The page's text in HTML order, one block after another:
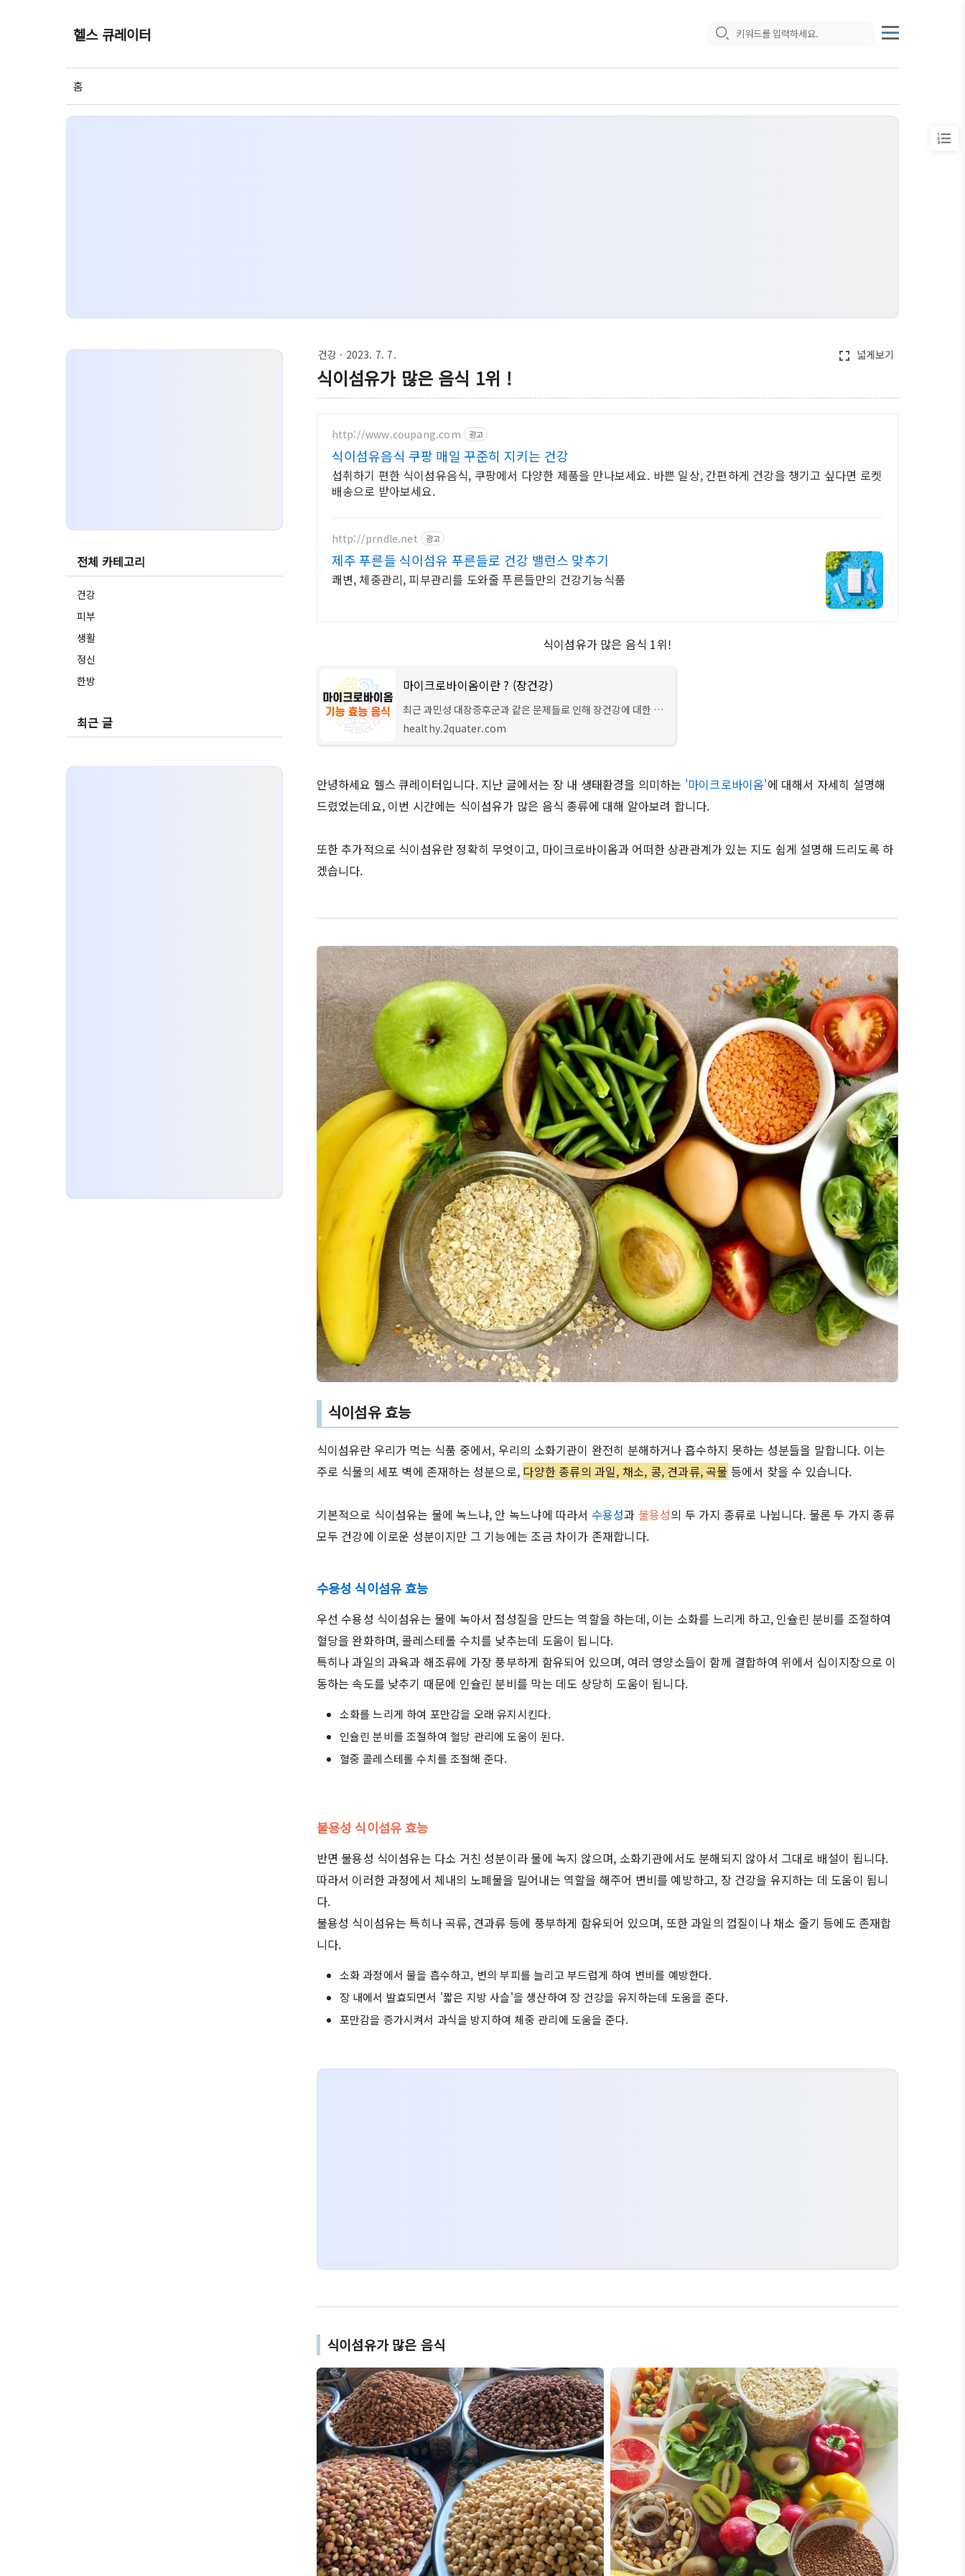
헬스 큐레이터
홈
건강 · 2023. 7. 7. fullscreen 넓게보기
식이섬유가 많은 음식 1위 !
http://www.coupang.com 광고
식이섬유음식 쿠팡 매일 꾸준히 지키는 건강
섭취하기 편한 식이섬유음식, 쿠팡에서 다양한 제품을 만나보세요. 바쁜 일상, 간편하게 건강을 챙기고 싶다면 로켓
배송으로 받아보세요.
http://prndle.net 광고
제주 푸른들 식이섬유 푸른들로 건강 밸런스 맞추기
쾌변, 체중관리, 피부관리를 도와줄 푸른들만의 건강기능식품
식이섬유가 많은 음식 1위!
마이크로바이옴이란 ? (장건강)
최근 과민성 대장증후군과 같은 문제들로 인해 장건강에 대한 관
심이 많이 늘어나고 있는 듯합니다. 따라서 이번 시간에는 장건강
에 밀접한 관련이 있는 마이크로바이옴이란 무엇인지 쉽게 이
healthy.2quater.com
안녕하세요 헬스 큐레이터입니다. 지난 글에서는 장 내 생태환경을 의미하는 '마이크로바이옴'에 대해서 자세히 설명해
드렸었는데요, 이번 시간에는 식이섬유가 많은 음식 종류에 대해 알아보려 합니다.
또한 추가적으로 식이섬유란 정확히 무엇이고, 마이크로바이옴과 어떠한 상관관계가 있는 지도 쉽게 설명해 드리도록 하
겠습니다.
식이섬유 효능
식이섬유란 우리가 먹는 식품 중에서, 우리의 소화기관이 완전히 분해하거나 흡수하지 못하는 성분들을 말합니다. 이는
주로 식물의 세포 벽에 존재하는 성분으로, 다양한 종류의 과일, 채소, 콩, 견과류, 곡물 등에서 찾을 수 있습니다.
기본적으로 식이섬유는 물에 녹느냐, 안 녹느냐에 따라서 수용성과 불용성의 두 가지 종류로 나뉩니다. 물론 두 가지 종류
모두 건강에 이로운 성분이지만 그 기능에는 조금 차이가 존재합니다.
수용성 식이섬유 효능
우선 수용성 식이섬유는 물에 녹아서 점성질을 만드는 역할을 하는데, 이는 소화를 느리게 하고, 인슐린 분비를 조절하여
혈당을 완화하며, 콜레스테롤 수치를 낮추는데 도움이 됩니다.
특히나 과일의 과육과 해조류에 가장 풍부하게 함유되어 있으며, 여러 영양소들이 함께 결합하여 위에서 십이지장으로 이
동하는 속도를 낮추기 때문에 인슐린 분비를 막는 데도 상당히 도움이 됩니다.
소화를 느리게 하여 포만감을 오래 유지시킨다.
인슐린 분비를 조절하여 혈당 관리에 도움이 된다.
혈중 콜레스테롤 수치를 조절해 준다.
불용성 식이섬유 효능
반면 불용성 식이섬유는 다소 거친 성분이라 물에 녹지 않으며, 소화기관에서도 분해되지 않아서 그대로 배설이 됩니다.
따라서 이러한 과정에서 체내의 노폐물을 밀어내는 역할을 해주어 변비를 예방하고, 장 건강을 유지하는 데 도움이 됩니
다.
불용성 식이섬유는 특히나 곡류, 견과류 등에 풍부하게 함유되어 있으며, 또한 과일의 껍질이나 채소 줄기 등에도 존재합
니다.
소화 과정에서 물을 흡수하고, 변의 부피를 늘리고 부드럽게 하여 변비를 예방한다.
장 내에서 발효되면서 '짧은 지방 사슬'을 생산하여 장 건강을 유지하는데 도움을 준다.
포만감을 증가시켜서 과식을 방지하여 체중 관리에 도움을 준다.
식이섬유가 많은 음식
전체 카테고리
건강
피부
생활
정신
한방
최근 글